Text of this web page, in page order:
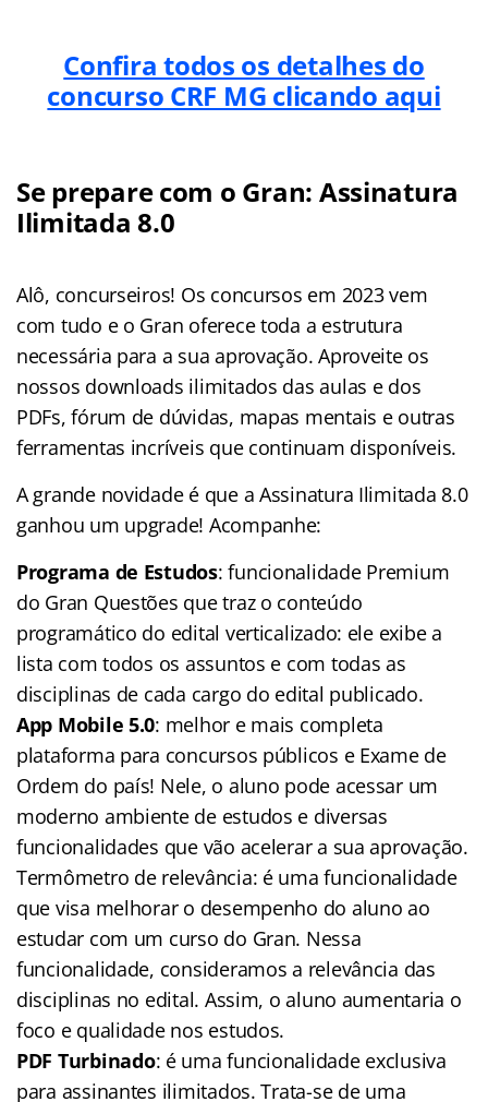
Confira todos os detalhes do
concurso CRF MG clicando aqui
Se prepare com o Gran: Assinatura
Ilimitada 8.0
Alô, concurseiros! Os concursos em 2023 vem
com tudo e o Gran oferece toda a estrutura
necessária para a sua aprovação. Aproveite os
nossos downloads ilimitados das aulas e dos
PDFs, fórum de dúvidas, mapas mentais e outras
ferramentas incríveis que continuam disponíveis.
A grande novidade é que a Assinatura Ilimitada 8.0
ganhou um upgrade! Acompanhe:
Programa de Estudos: funcionalidade Premium
do Gran Questões que traz o conteúdo
programático do edital verticalizado: ele exibe a
lista com todos os assuntos e com todas as
disciplinas de cada cargo do edital publicado.
App Mobile 5.0: melhor e mais completa
plataforma para concursos públicos e Exame de
Ordem do país! Nele, o aluno pode acessar um
moderno ambiente de estudos e diversas
funcionalidades que vão acelerar a sua aprovação.
Termômetro de relevância: é uma funcionalidade
que visa melhorar o desempenho do aluno ao
estudar com um curso do Gran. Nessa
funcionalidade, consideramos a relevância das
disciplinas no edital. Assim, o aluno aumentaria o
foco e qualidade nos estudos.
PDF Turbinado: é uma funcionalidade exclusiva
para assinantes ilimitados. Trata-se de uma